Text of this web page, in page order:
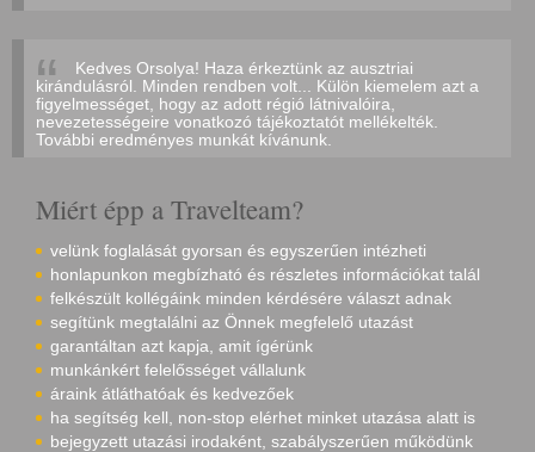
Kedves Orsolya! Haza érkeztünk az ausztriai
kirándulásról. Minden rendben volt... Külön kiemelem azt a
figyelmességet, hogy az adott régió látnivalóira,
nevezetességeire vonatkozó tájékoztatót mellékelték.
További eredményes munkát kívánunk.
Miért épp a Travelteam?
velünk foglalását gyorsan és egyszerűen intézheti
honlapunkon megbízható és részletes információkat talál
felkészült kollégáink minden kérdésére választ adnak
segítünk megtalálni az Önnek megfelelő utazást
garantáltan azt kapja, amit ígérünk
munkánkért felelősséget vállalunk
áraink átláthatóak és kedvezőek
ha segítség kell, non-stop elérhet minket utazása alatt is
bejegyzett utazási irodaként, szabályszerűen működünk